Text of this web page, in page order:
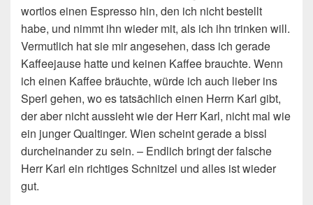
wortlos einen Espresso hin, den ich nicht bestellt
habe, und nimmt ihn wieder mit, als ich ihn trinken will.
Vermutlich hat sie mir angesehen, dass ich gerade
Kaffeejause hatte und keinen Kaffee brauchte. Wenn
ich einen Kaffee bräuchte, würde ich auch lieber ins
Sperl gehen, wo es tatsächlich einen Herrn Karl gibt,
der aber nicht aussieht wie der Herr Karl, nicht mal wie
ein junger Qualtinger. Wien scheint gerade a bissl
durcheinander zu sein. – Endlich bringt der falsche
Herr Karl ein richtiges Schnitzel und alles ist wieder
gut.